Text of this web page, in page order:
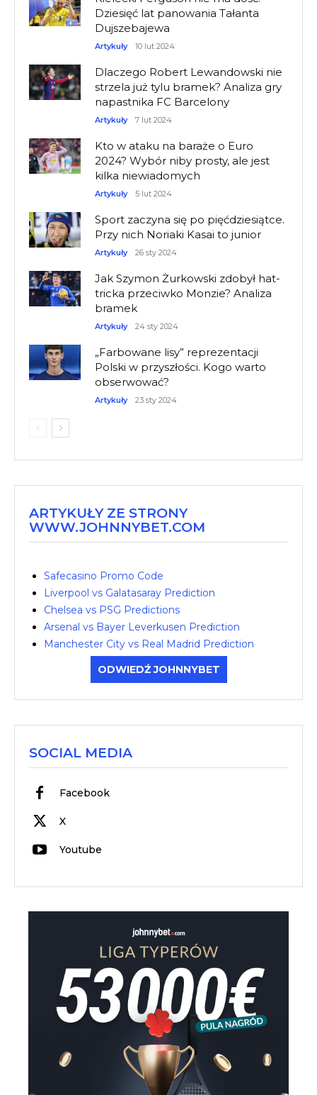
Dziesięć lat panowania Tałanta
Dujszebajewa
Artykuły 10 lut 2024
Dlaczego Robert Lewandowski nie
strzela już tylu bramek? Analiza gry
napastnika FC Barcelony
Artykuły 7 lut 2024
Kto w ataku na baraże o Euro
2024? Wybór niby prosty, ale jest
kilka niewiadomych
Artykuły 5 lut 2024
Sport zaczyna się po pięćdziesiątce.
Przy nich Noriaki Kasai to junior
Artykuły 26 sty 2024
Jak Szymon Żurkowski zdobył hat-
tricka przeciwko Monzie? Analiza
bramek
Artykuły 24 sty 2024
„Farbowane lisy” reprezentacji
Polski w przyszłości. Kogo warto
obserwować?
Artykuły 23 sty 2024
ARTYKUŁY ZE STRONY
WWW.JOHNNYBET.COM
Safecasino Promo Code
Liverpool vs Galatasaray Prediction
Chelsea vs PSG Predictions
Arsenal vs Bayer Leverkusen Prediction
Manchester City vs Real Madrid Prediction
ODWIEDŹ JOHNNYBET
SOCIAL MEDIA
Facebook
X
Youtube